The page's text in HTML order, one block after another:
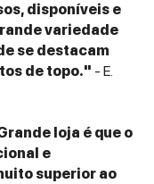
(earbuds), 3 hours
= 2 hours playback
(splash and sweat
Siri, Google
disponíveis e
variedade
se destacam
de topo." - E.
loja é que o
e
superior ao